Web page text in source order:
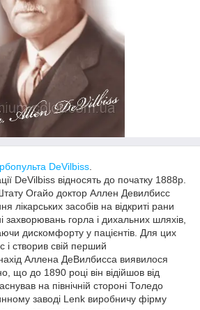
DeVilbiss
DeVilbiss відносять до початку 1888р.
Огайо доктор Аллен Девилбисс
лікарських засобів на відкриті рани
захворювань горла і дихальних шляхів,
дискомфорту у пацієнтів. Для цих
і створив свій перший
Аллена ДеВилбисса виявилося
що до 1890 році він відійшов від
на північній стороні Толедо
заводі Lenk виробничу фірму